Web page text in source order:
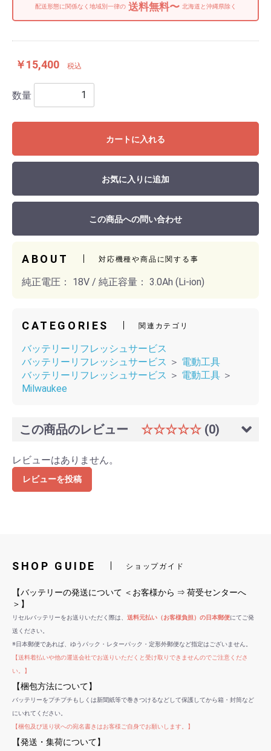
配送形態に関係なく地域別一律の送料無料〜 北海道と沖縄県除く
￥15,400 税込
数量
カートに入れる
お気に入りに追加
この商品への問い合わせ
ABOUT 対応機種や商品に関する事
純正電圧： 18V / 純正容量： 3.0Ah (Li-ion)
CATEGORIES 関連カテゴリ
バッテリーリフレッシュサービス
バッテリーリフレッシュサービス ＞ 電動工具
バッテリーリフレッシュサービス ＞ 電動工具 ＞
Milwaukee
この商品のレビュー ☆☆☆☆☆ (0)
レビューはありません。
レビューを投稿
SHOP GUIDE ショップガイド
【バッテリーの発送について ＜お客様から ⇒ 荷受センターへ
＞】
リセルバッテリーをお送りいただく際は、 送料元払い（お客様負担）の日本郵便にてご発
送ください。
※日本郵便であれば、ゆうパック・レターパック・定形外郵便など指定はございません。
【送料着払いや他の運送会社でお送りいただくと受け取りできませんのでご注意くださ
い。】
【梱包方法について】
バッテリーをプチプチもしくは新聞紙等で巻きつけるなどして保護してから箱・封筒など
にいれてください。
【梱包及び送り状への宛名書きはお客様ご自身でお願いします。】
【発送・集荷について】